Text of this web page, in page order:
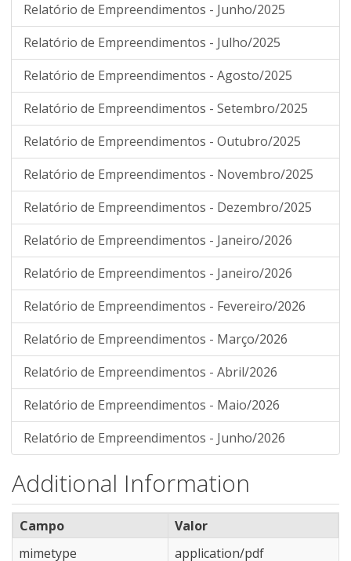
Relatório de Empreendimentos - Junho/2025
Relatório de Empreendimentos - Julho/2025
Relatório de Empreendimentos - Agosto/2025
Relatório de Empreendimentos - Setembro/2025
Relatório de Empreendimentos - Outubro/2025
Relatório de Empreendimentos - Novembro/2025
Relatório de Empreendimentos - Dezembro/2025
Relatório de Empreendimentos - Janeiro/2026
Relatório de Empreendimentos - Janeiro/2026
Relatório de Empreendimentos - Fevereiro/2026
Relatório de Empreendimentos - Março/2026
Relatório de Empreendimentos - Abril/2026
Relatório de Empreendimentos - Maio/2026
Relatório de Empreendimentos - Junho/2026
Additional Information
Campo
Valor
mimetype
application/pdf